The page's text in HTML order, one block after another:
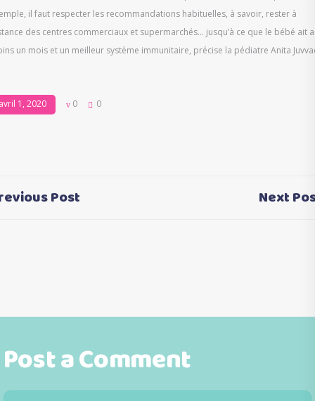
il faut respecter les recommandations habituelles, à savoir, rester à
des centres commerciaux et supermarchés… jusqu’à ce que le bébé ait
un mois et un meilleur système immunitaire, précise la pédiatre Anita
1, 2020 0 0
Post Next
Post a Comment